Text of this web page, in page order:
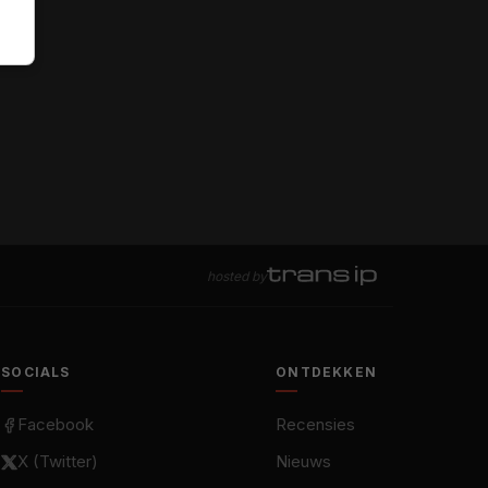
hosted by
SOCIALS
Facebook
X (Twitter)
ONTDEKKEN
Recensies
Nieuws